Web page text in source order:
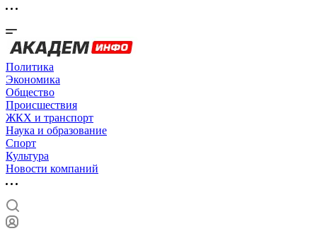
Политика
Экономика
Общество
Происшествия
ЖКХ и транспорт
Наука и образование
Спорт
Культура
Новости компаний